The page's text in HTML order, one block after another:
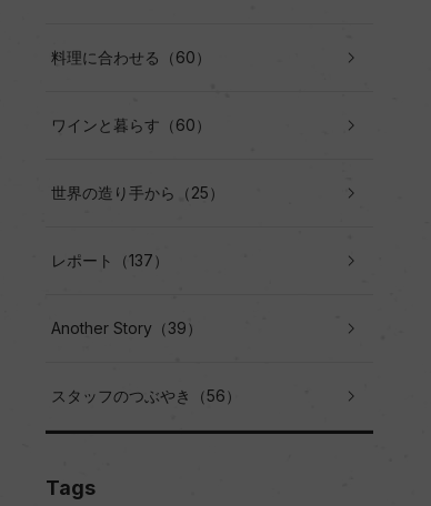
料理に合わせる（60）
ワインと暮らす（60）
世界の造り手から（25）
レポート（137）
Another Story（39）
スタッフのつぶやき（56）
Tags